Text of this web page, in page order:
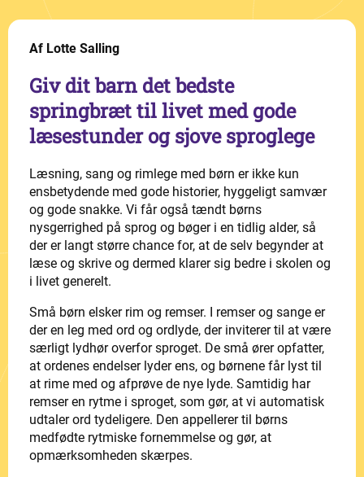
Af Lotte Salling
Giv dit barn det bedste
springbræt til livet med gode
læsestunder og sjove sproglege
Læsning, sang og rimlege med børn er ikke kun
ensbetydende med gode historier, hyggeligt samvær
og gode snakke. Vi får også tændt børns
nysgerrighed på sprog og bøger i en tidlig alder, så
der er langt større chance for, at de selv begynder at
læse og skrive og dermed klarer sig bedre i skolen og
i livet generelt.
Små børn elsker rim og remser. I remser og sange er
der en leg med ord og ordlyde, der inviterer til at være
særligt lydhør overfor sproget. De små ører opfatter,
at ordenes endelser lyder ens, og børnene får lyst til
at rime med og afprøve de nye lyde. Samtidig har
remser en rytme i sproget, som gør, at vi automatisk
udtaler ord tydeligere. Den appellerer til børns
medfødte rytmiske fornemmelse og gør, at
opmærksomheden skærpes.